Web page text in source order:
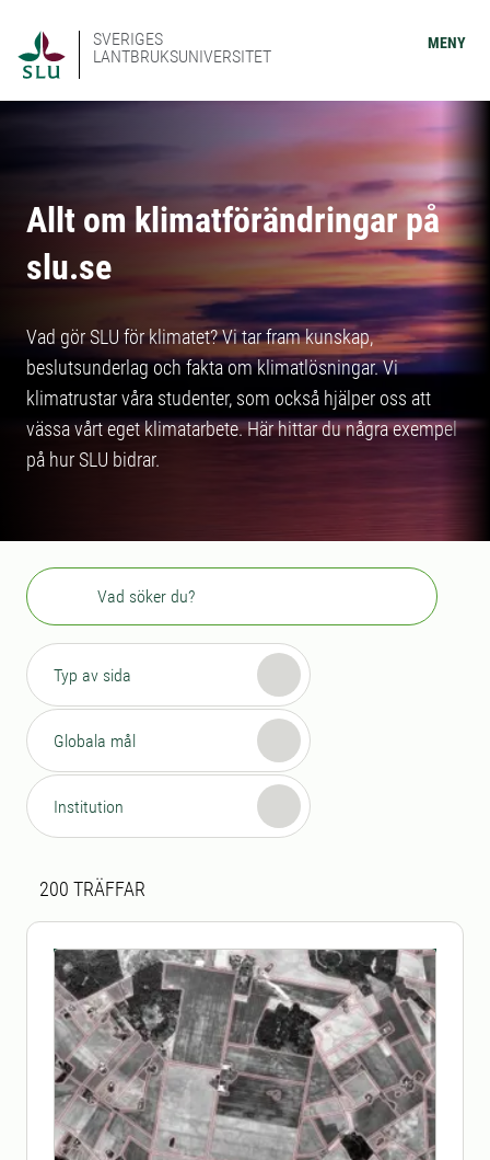
SVERIGES
LANTBRUKSUNIVERSITET
MENY
Allt om klimatförändringar på
slu.se
Vad gör SLU för klimatet? Vi tar fram kunskap,
beslutsunderlag och fakta om klimatlösningar. Vi
klimatrustar våra studenter, som också hjälper oss att
vässa vårt eget klimatarbete. Här hittar du några exempel
på hur SLU bidrar.
Sök
Typ av sida
Globala mål
Institution
Sökresultat
200 TRÄFFAR